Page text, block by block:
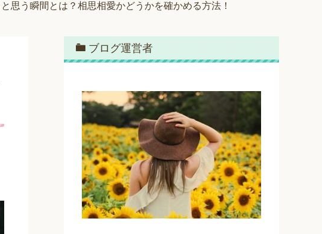
思う瞬間とは？相思相愛かどうかを確かめる方法！
ブログ運営者